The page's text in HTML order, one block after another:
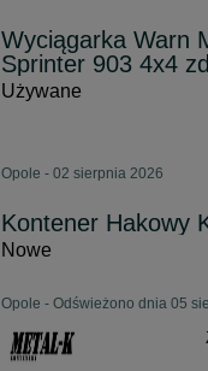
Wyciągarka Warn
Sprinter 903 4x4
Używane
Opole - 02 sierpnia 2026
Kontener Hakowy
Nowe
Opole - Odświeżono dnia 05